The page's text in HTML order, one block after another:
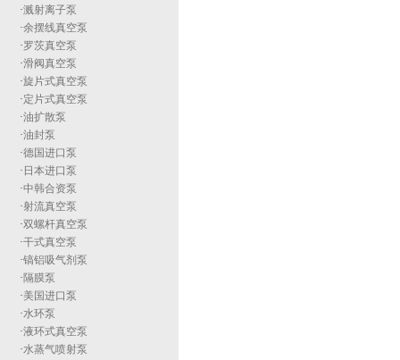
·溅射离子泵
·余摆线真空泵
·罗茨真空泵
·滑阀真空泵
·旋片式真空泵
·定片式真空泵
·油扩散泵
·油封泵
·德国进口泵
· 日本进口泵
·中韩合资泵
·射流真空泵
·双螺杆真空泵
·干式真空泵
·镐铝吸气剂泵
· 隔膜泵
·美国进口泵
·水环泵
·液环式真空泵
·水蒸气喷射泵